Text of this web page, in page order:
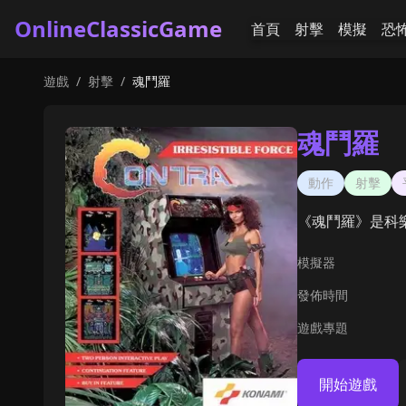
OnlineClassicGame 首頁 射擊 模擬 恐
遊戲 / 射擊 / 魂鬥羅
魂鬥羅
動作 射擊
《魂鬥羅》是
模擬器
發佈時間
遊戲專題
開始遊戲